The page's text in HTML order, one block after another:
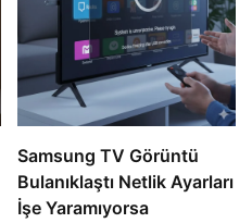
Samsung TV Görüntü
Bulanıklaştı Netlik Ayarları
İşe Yaramıyorsa